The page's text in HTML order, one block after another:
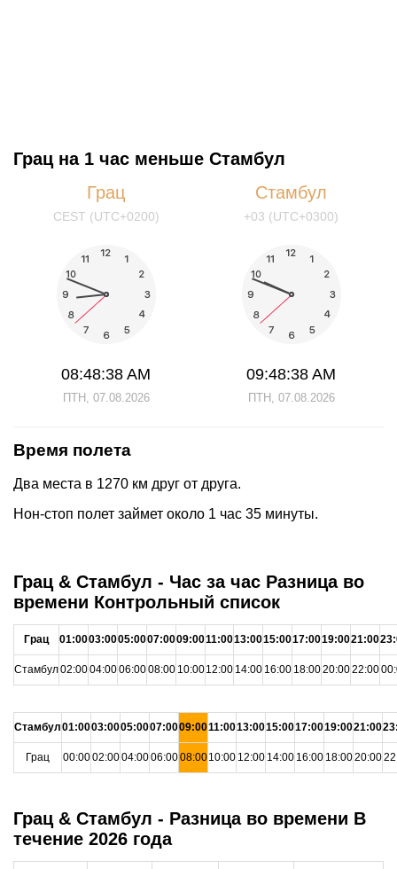
Грац на 1 час меньше Стамбул
Грац
CEST (UTC+0200)
08:48:39 AM
ПТН, 07.08.2026
Стамбул
+03 (UTC+0300)
09:48:39 AM
ПТН, 07.08.2026
Время полета
Два места в 1270 км друг от друга.
Нон-стоп полет займет около 1 час 35 минуты.
Грац & Стамбул - Час за час Разница во
времени Контрольный список
Грац 01:0003:0005:0007:0009:0011:0013:0015:0017:0019:0021:00
Стамбул02:0004:0006:0008:00 10:0012:00 14:00 16:00 18:0020:0022:00
Стамбул01:0003:0005:0007:0009:0011:0013:0015:0017:0019:0021:00
Грац 00:0002:0004:0006:0008:0010:00 12:00 14:00 16:00 18:0020:00
Грац & Стамбул - Разница во времени В
течение 2026 года